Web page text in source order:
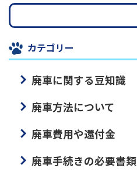
カテゴリー
廃車に関する豆知識
廃車方法について
廃車費用や還付金
廃車手続きの必要書類